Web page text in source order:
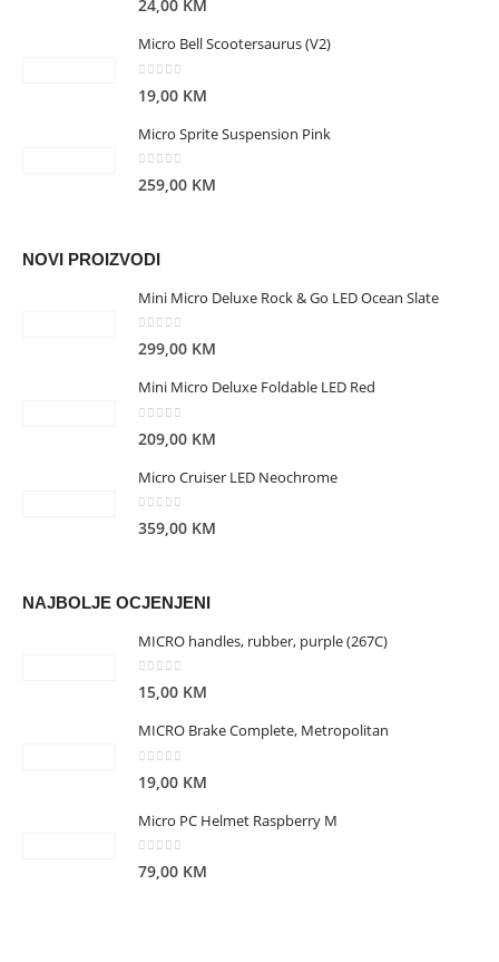
24,00 KM
Micro Bell Scootersaurus (V2)
19,00 KM
Micro Sprite Suspension Pink
0 out of 5
259,00 KM
NOVI PROIZVODI
Mini Micro Deluxe Rock & Go LED Ocean Slate
0 out of 5
299,00 KM
Mini Micro Deluxe Foldable LED Red
209,00 KM
Micro Cruiser LED Neochrome
0out of 5
359,00 KM
NAJBOLJE OCJENJENI
MICRO handles, rubber, purple (267C)
0 out of 5
15,00 KM
MICRO Brake Complete, Metropolitan
19,00 KM
Micro PC Helmet Raspberry M
0out of 5
79,00 KM